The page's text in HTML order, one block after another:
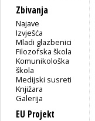
Zbivanja
Najave
Izvješća
Mladi glazbenici
Filozofska škola
Komunikološka
škola
Medijski susreti
Knjižara
Galerija
EU Projekt